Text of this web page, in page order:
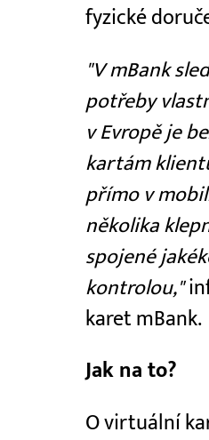
fyzické
"V mBank
potřeby
v Evropě je
kartám
přímo v
několika
spojené
kontrolou,"
karet mBank.
Jak na to?
O virtuální